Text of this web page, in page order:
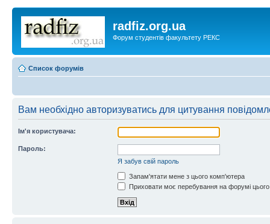
radfiz.org.ua
Форум студентів факультету РЕКС
Список форумів
Вам необхідно авторизуватись для цитування
Ім'я користувача:
Пароль:
Я забув свій пароль
Запам'ятати мене з цього комп'ютера
Приховати моє перебування на форумі